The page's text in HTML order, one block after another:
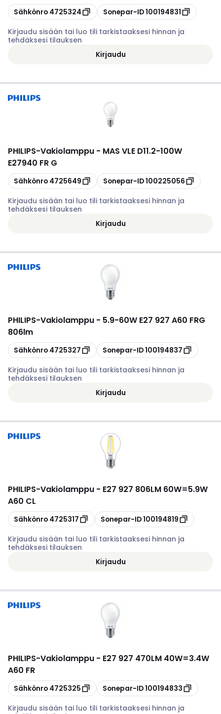
Kopioi
Sähkönro 4725324 Kopioi
Sonepar-ID100194831
Kirjaudu sisään tai luo tili tarkistaaksesi hinnan ja
tehdäksesi tilauksen
Kirjaudu
PHILIPS-Vakiolamppu - MAS VLE D11.2-100W
E27940 FR G
Kopioi
Sähkönro 4725649 Kopioi
Sonepar-ID100225056
Kirjaudu sisään tai luo tili tarkistaaksesi hinnan ja
tehdäksesi tilauksen
Kirjaudu
PHILIPS-Vakiolamppu - 5.9-60W E27 927 A60 FRG
806lm
Kopioi
Sähkönro 4725327 Kopioi
Sonepar-ID100194837
Kirjaudu sisään tai luo tili tarkistaaksesi hinnan ja
tehdäksesi tilauksen
Kirjaudu
PHILIPS-Vakiolamppu - E27 927 806LM 60W=5.9W
A60 CL
Kopioi
Sähkönro 4725317 Kopioi
Sonepar-ID100194819
Kirjaudu sisään tai luo tili tarkistaaksesi hinnan ja
tehdäksesi tilauksen
Kirjaudu
PHILIPS-Vakiolamppu - E27 927 470LM 40W=3.4W
A60 FR
Kopioi
Sähkönro 4725325 Kopioi
Sonepar-ID100194833
Kirjaudu sisään tai luo tili tarkistaaksesi hinnan ja